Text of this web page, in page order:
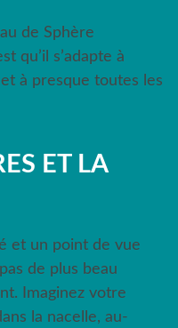
de Sphère
qu’il s’adapte à
à presque toutes les
ET LA
et un point de vue
de plus beau
Imaginez votre
la nacelle, au-